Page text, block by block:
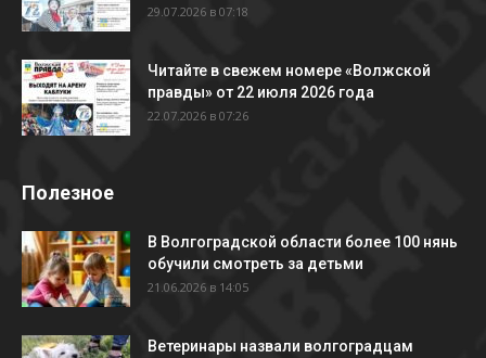
29.07.2026 в 07:18
Читайте в свежем номере «Волжской
правды» от 22 июля 2026 года
22.07.2026 в 07:26
Полезное
В Волгоградской области более 100 нянь
обучили смотреть за детьми
21.06.2026 в 14:05
Ветеринары назвали волгоградцам